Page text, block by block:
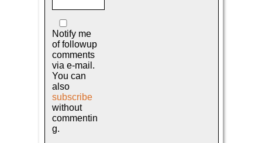
Notify me
of followup
comments
via e-mail.
You can
also
subscribe
without
commentin
g.